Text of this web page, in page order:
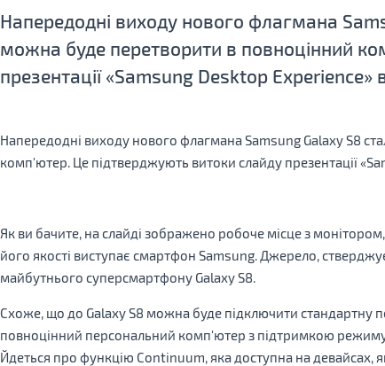
Напередодні виходу нового флагмана
можна буде перетворити в повноцінний
презентації «Samsung Desktop
Напередодні виходу нового флагмана Samsung Galaxy S8
комп'ютер. Це підтверджують витоки слайду презентації
Як ви бачите, на слайді зображено робоче місце з
його якості виступає смартфон Samsung. Джерело,
майбутнього суперсмартфону Galaxy S8.
Схоже, що до Galaxy S8 можна буде підключити
повноцінний персональний комп'ютер з підтримкою
Йдеться про функцію Continuum, яка доступна на девайсах,